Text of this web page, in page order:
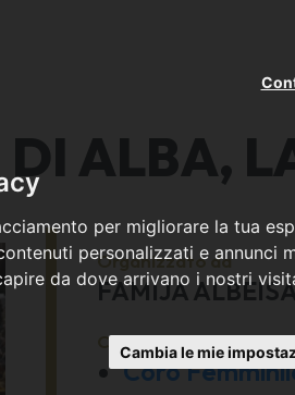
per migliorare la tua
personalizzati e annunci
da dove arrivano i nostri
Cambia le mie
ALBA,
Organizzato da
FAMIJA
Con la partecipazione
Coro